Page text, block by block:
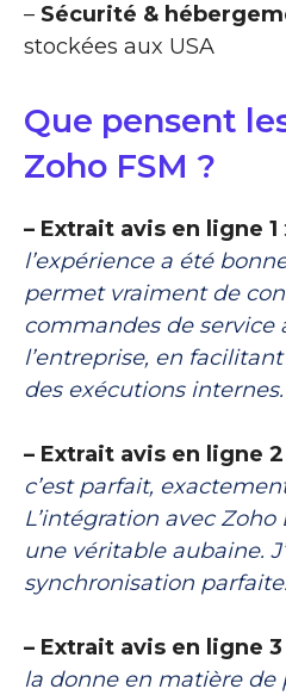
– Sécurité &
stockées aux USA
Que pensent
Zoho FSM ?
– Extrait avis en ligne 1 :
l’expérience a été
permet vraiment de
commandes de service
l’entreprise, en
des exécutions internes.
– Extrait avis en ligne 2
c’est parfait,
L’intégration avec
une véritable aubaine.
synchronisation
– Extrait avis en ligne 3
la donne en matière de